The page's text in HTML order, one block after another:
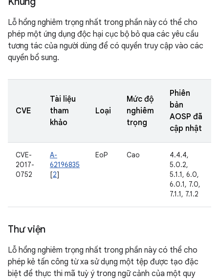
Lỗ hổng nghiêm trọng nhất trong phần này có thể cho
phép một ứng dụng độc hại cục bộ bỏ qua các yêu cầu
tương tác của người dùng để có quyền truy cập vào các
quyền bổ sung.
CVE
Tài liệu
tham
khảo
Loại
Mức độ
nghiêm
trọng
Phiên
bản
AOSP đã
cập nhật
CVE-
2017-
0752
A-
62196835
[2]
EoP Cao
4.4.4,
5.0.2,
5.1.1, 6.0,
6.0.1, 7.0,
7.1.1, 7.1.2
Thư viện
Lỗ hổng nghiêm trọng nhất trong phần này có thể cho
phép kẻ tấn công từ xa sử dụng một tệp được tạo đặc
biệt để thực thi mã tuỳ ý trong ngữ cảnh của một quy